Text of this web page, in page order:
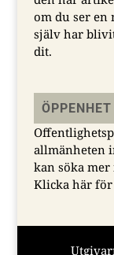
om du ser en
själv har
dit.
ÖPPENHET
allmänheten
kan söka
Klicka här